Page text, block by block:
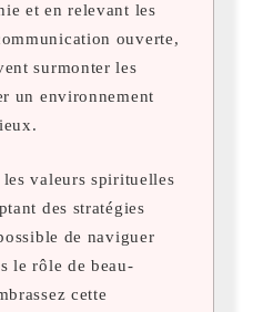
et en relevant les
ouverte,
surmonter les
un environnement
les valeurs spirituelles
des stratégies
de naviguer
le rôle de beau-
cette